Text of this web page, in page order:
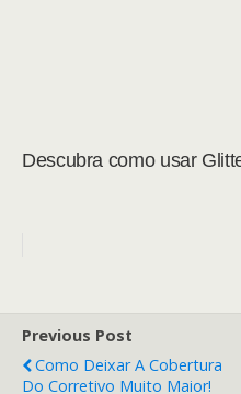
Descubra como usar
Previous Post
Como Deixar A Cobertura
Do Corretivo Muito Maior!